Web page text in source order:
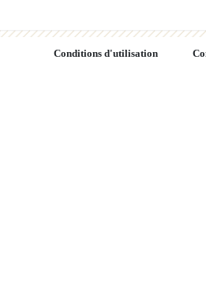
Conditions d'utilisation